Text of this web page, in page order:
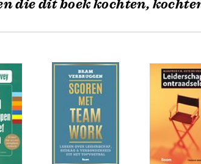
die dit boek kochten,